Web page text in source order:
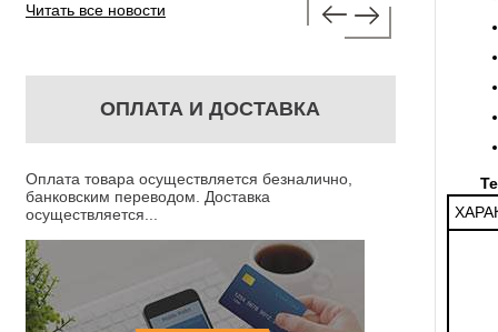
Читать все новости
ОПЛАТА И ДОСТАВКА
Оплата товара осуществляется безналично,
банковским переводом. Доставка
осуществляется...